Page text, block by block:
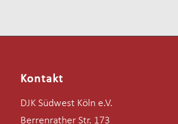
Kontakt
DJK Südwest Köln e.V.
Berrenrather Str. 173